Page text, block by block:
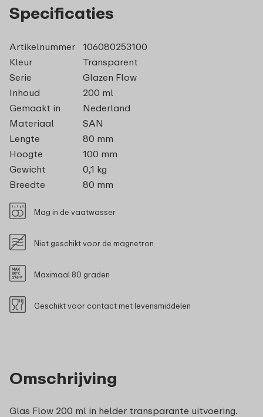
Omschrijving
Glas Flow 200 ml in helder transparante uitvoering.
Specificaties
Artikelnummer
106080253100
Kleur
Transparent
Serie
Glazen Flow
Inhoud
200 ml
Gemaakt in
Nederland
Materiaal
SAN
Lengte
80 mm
Hoogte
100 mm
Gewicht
0,1 kg
Breedte
80 mm
Mag in de vaatwasser
Niet geschikt voor de magnetron
Maximaal 80 graden
Geschikt voor contact met levensmiddelen